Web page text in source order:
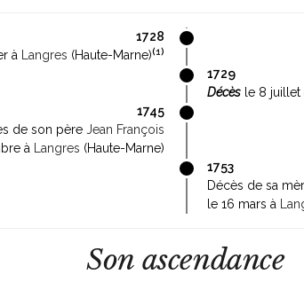
1728
à Langres (Haute-Marne)(1)
1729
Décès le 8 juillet
1745
de son père Jean François
à
Langres (Haute-Marne)
1753
Décès de sa
le 16 mars à
Son ascendance